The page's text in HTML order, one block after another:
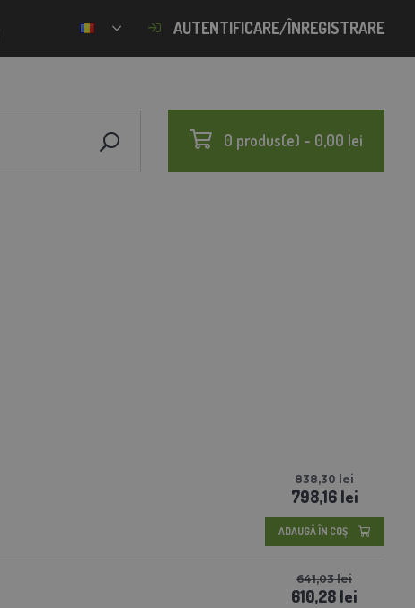
AUTENTIFICARE/ÎNREGISTRARE
0 produs(e) - 0,00 lei
838,30 lei
798,16 lei
ADAUGĂ ÎN COŞ
641,03 lei
610,28 lei